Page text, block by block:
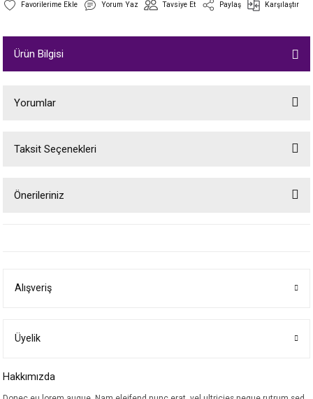
Yorum Yaz Tavsiye Et Paylaş Karşılaştır
Ürün Bilgisi
Yorumlar
Taksit Seçenekleri
Önerileriniz
Ürün bilgilerinde hatalar bulunuyor.
Bu ürüne benzer farklı alternatifler olmalı.
Alışveriş
Üyelik
Hakkımızda